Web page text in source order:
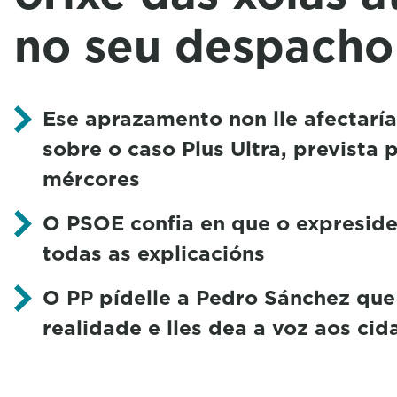
no seu despacho
Ese aprazamento non lle
sobre o caso Plus Ultra, prevista
mércores
O PSOE confia en que o
todas as explicacións
O PP pídelle a Pedro Sánchez
realidade e lles dea a voz aos